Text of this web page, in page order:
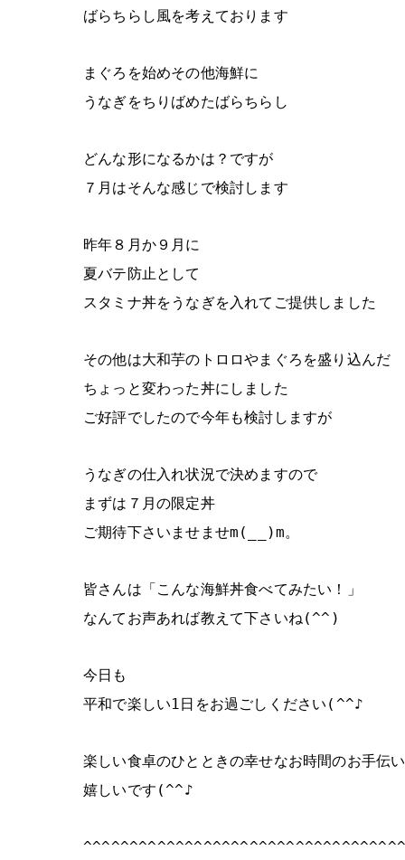
ばらちらし風を考えております
まぐろを始めその他海鮮に
うなぎをちりばめたばらちらし
どんな形になるかは？ですが
７月はそんな感じで検討します
昨年８月か９月に
夏バテ防止として
スタミナ丼をうなぎを入れてご提供しました
その他は大和芋のトロロやまぐろを盛り込んだ
ちょっと変わった丼にしました
ご好評でしたので今年も検討しますが
うなぎの仕入れ状況で決めますので
まずは７月の限定丼
ご期待下さいませませm(__)m。
皆さんは「こんな海鮮丼食べてみたい！」
なんてお声あれば教えて下さいね(^^)
今日も
平和で楽しい1日をお過ごしください(^^♪
楽しい食卓のひとときの幸せなお時間のお手伝
嬉しいです(^^♪